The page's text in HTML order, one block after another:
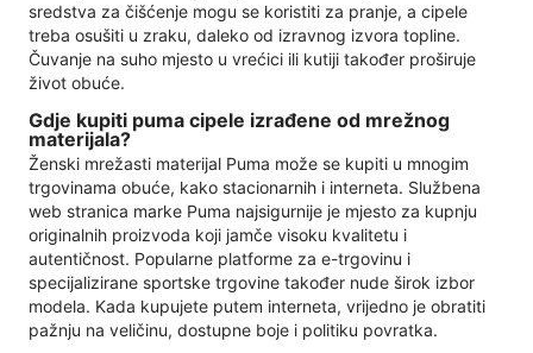
sredstva za čišćenje mogu se koristiti za pranje, a cipele
treba osušiti u zraku, daleko od izravnog izvora topline.
Čuvanje na suho mjesto u vrećici ili kutiji također proširuje
život obuće.
Gdje kupiti puma cipele izrađene od mrežnog
materijala?
Ženski mrežasti materijal Puma može se kupiti u mnogim
trgovinama obuće, kako stacionarnih i interneta. Službena
web stranica marke Puma najsigurnije je mjesto za kupnju
originalnih proizvoda koji jamče visoku kvalitetu i
autentičnost. Popularne platforme za e-trgovinu i
specijalizirane sportske trgovine također nude širok izbor
modela. Kada kupujete putem interneta, vrijedno je obratiti
pažnju na veličinu, dostupne boje i politiku povratka.